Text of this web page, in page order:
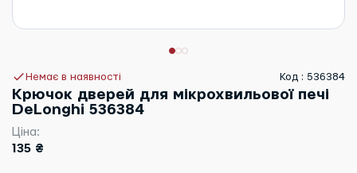
Немає в наявності Код : 536384
Крючок дверей для мікрохвильової печі
DeLonghi 536384
Ціна:
135 ₴